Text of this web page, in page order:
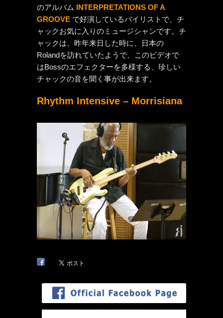
のアルバム INTERPRETATIONS OF A
GROOVE で好演しているバイリストで、チ
ャックお気に入りのミュージシャンです。チ
ャックは、昨年来日した時に、日本の
Rolandを訪れていたようで、このビデオで
はBossのエフェクターを多様する、珍しい
チャックの音を聞く事が出来ます。
Rhythm Intensive – Morrisiana